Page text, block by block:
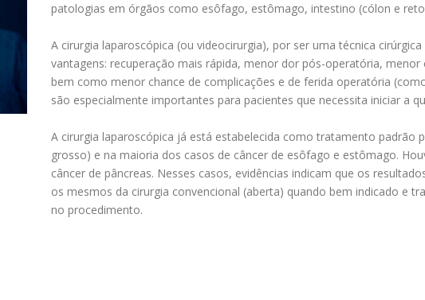
patologias em órgãos como esôfago, estômago, intestino (cólon e
A cirurgia laparoscópica (ou videocirurgia), por ser uma técnica
vantagens: recuperação mais rápida, menor dor pós-operatória,
bem como menor chance de complicações e de ferida operatória
são especialmente importantes para pacientes que necessita iniciar a
A cirurgia laparoscópica já está estabelecida como tratamento padrão
grosso) e na maioria dos casos de câncer de esôfago e estômago.
câncer de pâncreas. Nesses casos, evidências indicam que os
os mesmos da cirurgia convencional (aberta) quando bem indicado e
no procedimento.